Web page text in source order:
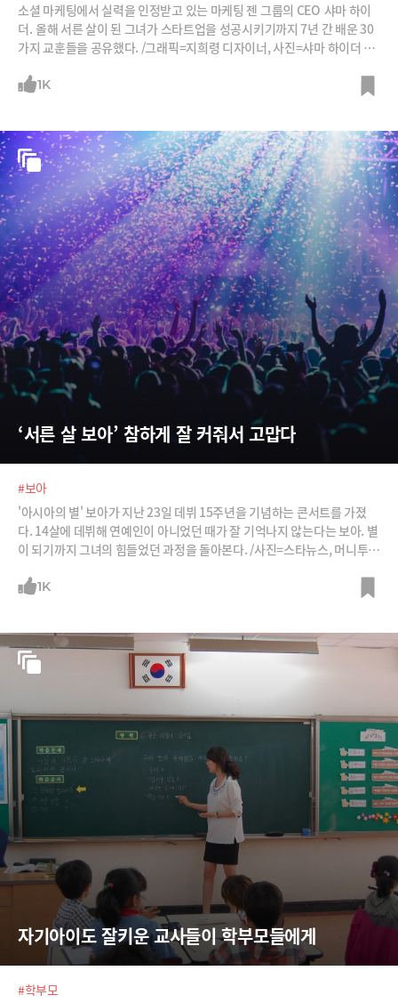
소셜 마케팅에서 실력을 인정받고 있는 마케팅 젠 그룹의 CEO 샤마 하이
더. 올해 서른 살이 된 그녀가 스타트업을 성공시키기까지 7년 간 배운 30
가지 교훈들을 공유했다. /그래픽=지희령 디자이너, 사진=샤마 하이더 페
1K
‘서른 살 보아’ 참하게 잘 커줘서 고맙다
#보아
'아시아의 별' 보아가 지난 23일 데뷔 15주년을 기념하는 콘서트를 가졌
다. 14살에 데뷔해 연예인이 아니었던 때가 잘 기억나지 않는다는 보아. 별
이 되기까지 그녀의 힘들었던 과정을 돌아본다. /사진=스타뉴스, 머니투데
1K
자기아이도 잘키운 교사들이 학부모들에게
#학부모